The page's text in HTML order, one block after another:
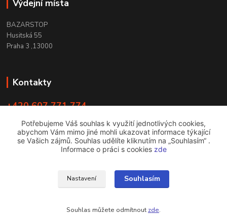
Výdejní místa
BAZARSTOP
Husitská 55
Praha 3 ,13000
Kontakty
+420 607 771 774
info@bazarstop.cz
bazarstop
Potřebujeme Váš souhlas k využití jednotlivých cookies,
abychom Vám mimo jiné mohli ukazovat informace týkající
se Vašich zájmů. Souhlas udělíte kliknutím na „Souhlasím“ .
Informace o práci s cookies zde
Nastavení Souhlasím
Souhlas můžete odmítnout zde.